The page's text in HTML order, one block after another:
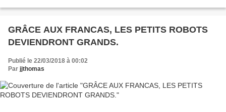
GRÂCE AUX FRANCAS, LES PETITS ROBOTS
DEVIENDRONT GRANDS.
Publié le 22/03/2018 à 00:02
Par jjthomas